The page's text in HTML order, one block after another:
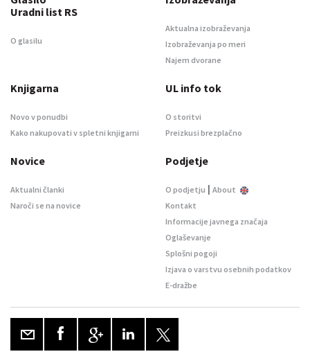
Uradni list RS
O glasilu
Aktualna izobraževanja
Izobraževanja po meri
Najem dvorane
Knjigarna
Novo v ponudbi
Kako nakupovati v spletni knjigarni
UL info tok
O storitvi
Preizkusi brezplačno
Novice
Aktualni članki
Naroči se na novice
Podjetje
O podjetju | About
Kontakt
Informacije javnega značaja
Oglaševanje
Splošni pogoji
Izjava o varstvu osebnih podatkov
E-dražbe